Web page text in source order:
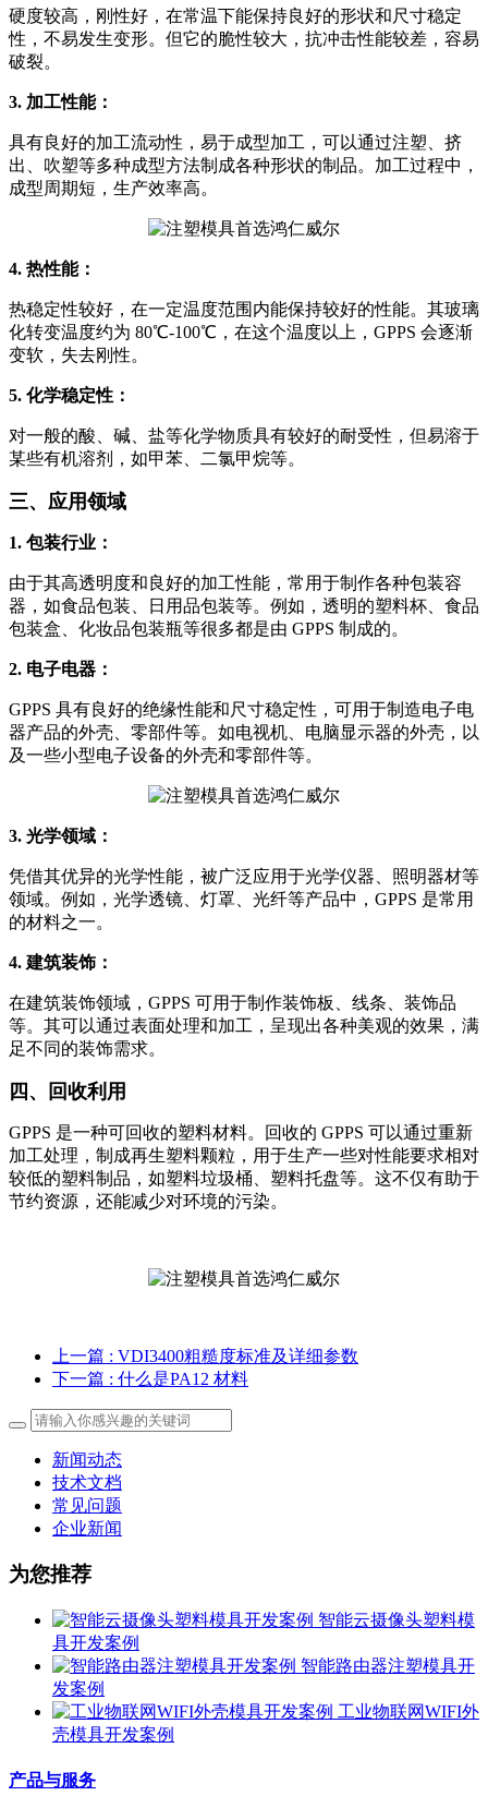
硬度较高，刚性好，在常温下能保持良好的形状和尺寸稳定
性，不易发生变形。但它的脆性较大，抗冲击性能较差，容易
破裂。
3. 加工性能：
具有良好的加工流动性，易于成型加工，可以通过注塑、挤
出、吹塑等多种成型方法制成各种形状的制品。加工过程中，
成型周期短，生产效率高。
4. 热性能：
热稳定性较好，在一定温度范围内能保持较好的性能。其玻璃
化转变温度约为 80℃-100℃，在这个温度以上，GPPS 会逐渐
变软，失去刚性。
5. 化学稳定性：
对一般的酸、碱、盐等化学物质具有较好的耐受性，但易溶于
某些有机溶剂，如甲苯、二氯甲烷等。
三、应用领域
1. 包装行业：
由于其高透明度和良好的加工性能，常用于制作各种包装容
器，如食品包装、日用品包装等。例如，透明的塑料杯、食品
包装盒、化妆品包装瓶等很多都是由 GPPS 制成的。
2. 电子电器：
GPPS 具有良好的绝缘性能和尺寸稳定性，可用于制造电子电
器产品的外壳、零部件等。如电视机、电脑显示器的外壳，以
及一些小型电子设备的外壳和零部件等。
3. 光学领域：
凭借其优异的光学性能，被广泛应用于光学仪器、照明器材等
领域。例如，光学透镜、灯罩、光纤等产品中，GPPS 是常用
的材料之一。
4. 建筑装饰：
在建筑装饰领域，GPPS 可用于制作装饰板、线条、装饰品
等。其可以通过表面处理和加工，呈现出各种美观的效果，满
足不同的装饰需求。
四、回收利用
GPPS 是一种可回收的塑料材料。回收的 GPPS 可以通过重新
加工处理，制成再生塑料颗粒，用于生产一些对性能要求相对
较低的塑料制品，如塑料垃圾桶、塑料托盘等。这不仅有助于
节约资源，还能减少对环境的污染。
上一篇 : VDI3400粗糙度标准及详细参数
下一篇 : 什么是PA12 材料
新闻动态
技术文档
常见问题
企业新闻
为您推荐
智能云摄像头塑料模
具开发案例
智能路由器注塑模具开
发案例
工业物联网WIFI外
壳模具开发案例
产品与服务